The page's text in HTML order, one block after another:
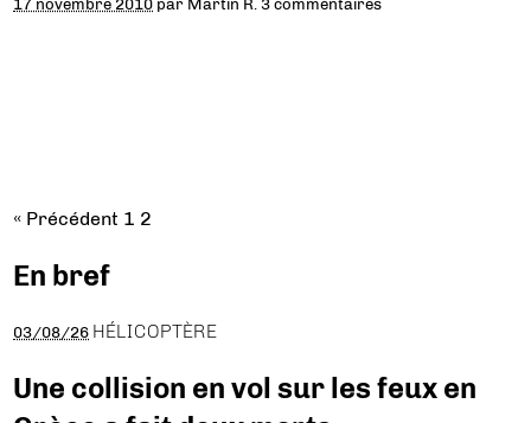
« Précédent 1 2
En bref
03/08/26 HÉLICOPTÈRE
Une collision en vol sur les feux en